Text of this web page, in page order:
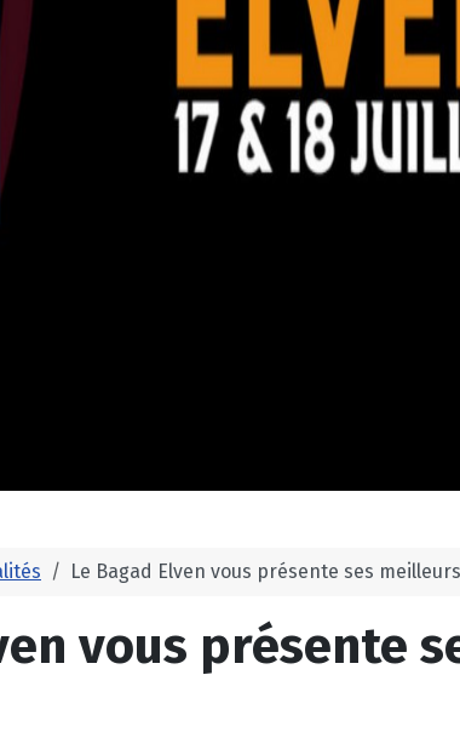
Le Bagad Elven vous présente ses
vous présente